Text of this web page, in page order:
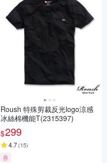
Roush 特殊剪裁反光logo涼感
冰絲棉機能T(2315397)
$299
4.7(15)
券